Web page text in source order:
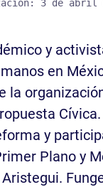
y
en
la
y
Plano y